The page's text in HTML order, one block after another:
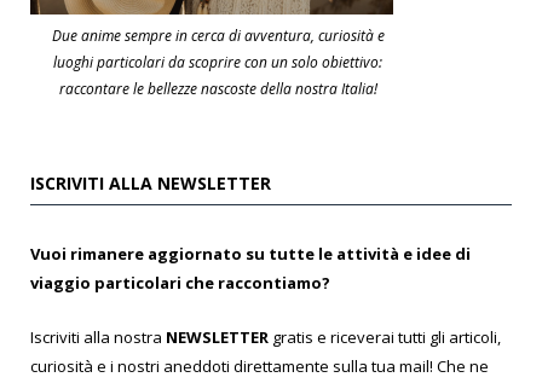
Due anime sempre in cerca di avventura, curiosità e
luoghi particolari da scoprire con un solo obiettivo:
raccontare le bellezze nascoste della nostra Italia!
ISCRIVITI ALLA NEWSLETTER
Vuoi rimanere aggiornato su tutte le attività e idee di
viaggio particolari che raccontiamo?
Iscriviti alla nostra NEWSLETTER gratis e riceverai tutti gli articoli,
curiosità e i nostri aneddoti direttamente sulla tua mail! Che ne